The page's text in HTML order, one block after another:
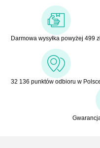
Darmowa wysyłka powyżej 499
32 136 punktów odbioru w